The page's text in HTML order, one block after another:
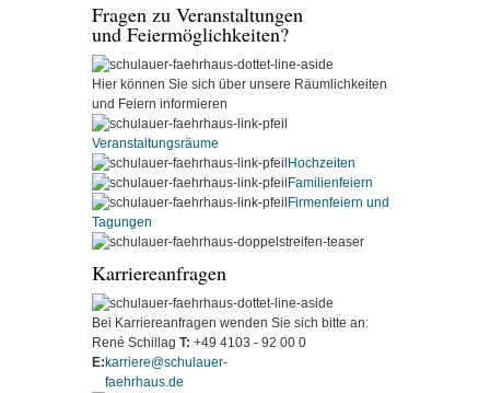
Fragen zu Veranstaltungen
und Feiermöglichkeiten?
Hier können Sie sich über unsere Räumlichkeiten
und Feiern informieren
Veranstaltungsräume
Hochzeiten
Familienfeiern
Firmenfeiern und
Tagungen
Karriereanfragen
Bei Karriereanfragen wenden Sie sich bitte an:
René Schillag T: +49 4103 - 92 00 0
E:karriere@schulauer-
faehrhaus.de